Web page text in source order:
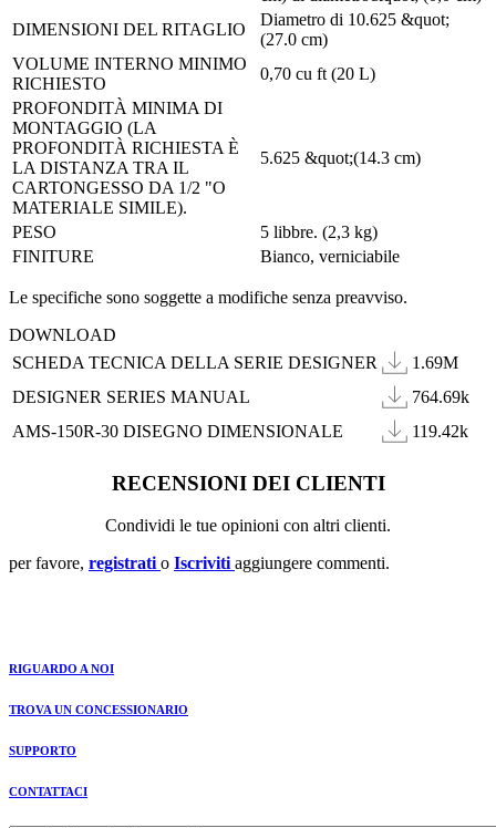
DIMENSIONI DEL RITAGLIO
Diametro di 10.625 &quot;
(27.0 cm)
VOLUME INTERNO MINIMO
RICHIESTO
0,70 cu ft (20 L)
PROFONDITÀ MINIMA DI
MONTAGGIO (LA
PROFONDITÀ RICHIESTA È
LA DISTANZA TRA IL
CARTONGESSO DA 1/2 "O
MATERIALE SIMILE).
5.625 &quot;(14.3 cm)
PESO
5 libbre. (2,3 kg)
FINITURE
Bianco, verniciabile
Le specifiche sono soggette a modifiche senza preavviso.
DOWNLOAD
SCHEDA TECNICA DELLA SERIE DESIGNER
1.69M
DESIGNER SERIES MANUAL
764.69k
AMS-150R-30 DISEGNO DIMENSIONALE
119.42k
RECENSIONI DEI CLIENTI
Condividi le tue opinioni con altri clienti.
per favore, registrati o Iscriviti aggiungere commenti.
RIGUARDO A NOI
TROVA UN CONCESSIONARIO
SUPPORTO
CONTATTACI